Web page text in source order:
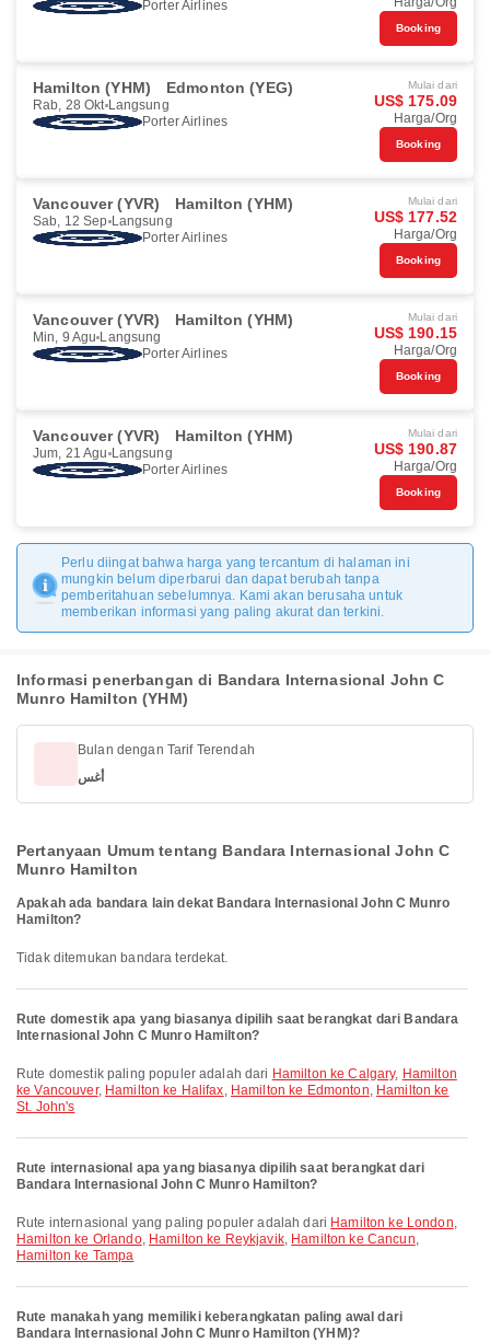
Porter Airlines
Booking
Hamilton (YHM) Edmonton (YEG)
Rab, 28 Okt Langsung
Porter Airlines
Mulai dari
US$ 175.09
Harga/Org
Booking
Vancouver (YVR) Hamilton (YHM)
Sab, 12 Sep Langsung
Porter Airlines
Mulai dari
US$ 177.52
Harga/Org
Booking
Vancouver (YVR) Hamilton (YHM)
Min, 9 Agu Langsung
Porter Airlines
Mulai dari
US$ 190.15
Harga/Org
Booking
Vancouver (YVR) Hamilton (YHM)
Jum, 21 Agu Langsung
Porter Airlines
Mulai dari
US$ 190.87
Harga/Org
Booking
Perlu diingat bahwa harga yang tercantum di halaman ini
mungkin belum diperbarui dan dapat berubah tanpa
pemberitahuan sebelumnya. Kami akan berusaha untuk
memberikan informasi yang paling akurat dan terkini.
Informasi penerbangan di Bandara Internasional John C
Munro Hamilton (YHM)
Bulan dengan Tarif Terendah
أغس
Pertanyaan Umum tentang Bandara Internasional John C
Munro Hamilton
Apakah ada bandara lain dekat Bandara Internasional John C Munro
Hamilton?
Tidak ditemukan bandara terdekat.
Rute domestik apa yang biasanya dipilih saat berangkat dari Bandara
Internasional John C Munro Hamilton?
Rute domestik paling populer adalah dari Hamilton ke Calgary, Hamilton
ke Vancouver, Hamilton ke Halifax, Hamilton ke Edmonton, Hamilton ke
St. John's
Rute internasional apa yang biasanya dipilih saat berangkat dari
Bandara Internasional John C Munro Hamilton?
Rute internasional yang paling populer adalah dari Hamilton ke London,
Hamilton ke Orlando, Hamilton ke Reykjavik, Hamilton ke Cancun,
Hamilton ke Tampa
Rute manakah yang memiliki keberangkatan paling awal dari
Bandara Internasional John C Munro Hamilton (YHM)?